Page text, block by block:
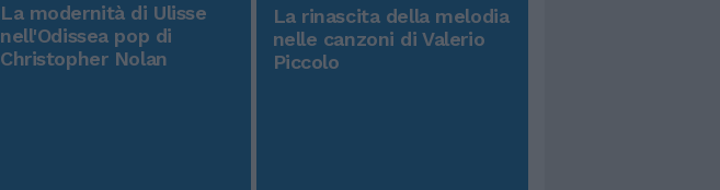
La modernità di Ulisse
nell'Odissea pop di
Christopher Nolan
La rinascita della melodia
nelle canzoni di Valerio
Piccolo